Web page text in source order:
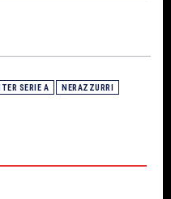
SERIE A NERAZZURRI